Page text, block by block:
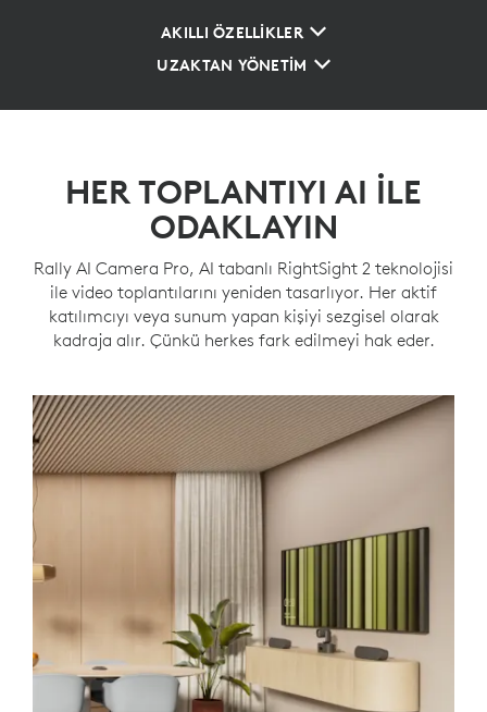
AKILLI ÖZELLİKLER
UZAKTAN YÖNETİM
HER TOPLANTIYI AI ILE
ODAKLAYIN
Rally AI Camera Pro, AI tabanlı RightSight 2 teknolojisi
ile video toplantılarını yeniden tasarlıyor. Her aktif
katılımcıyı veya sunum yapan kişiyi sezgisel olarak
kadraja alır. Çünkü herkes fark edilmeyi hak eder.